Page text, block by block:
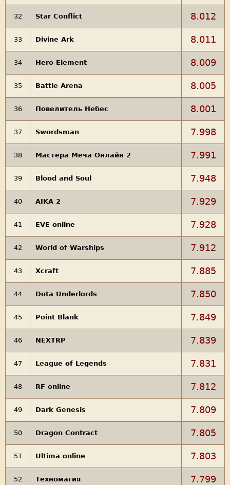
32 Star Conflict 8.012
33 Divine Ark 8.011
34 Hero Element 8.009
35 Battle Arena 8.005
36 Повелитель Небес 8.001
37 Swordsman 7.998
38 Мастера Меча Онлайн 2 7.991
39 Blood and Soul 7.948
40 AIKA 2 7.929
41 EVE online 7.928
42 World of Warships 7.912
43 Xcraft 7.885
44 Dota Underlords 7.850
45 Point Blank 7.849
46 NEXTRP 7.839
47 League of Legends 7.831
48 RF online 7.812
49 Dark Genesis 7.809
50 Dragon Contract 7.805
51 Ultima online 7.803
52 Техномагия 7.799